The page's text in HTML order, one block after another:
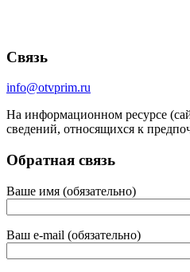
Связь
info@otvprim.ru
На информационном ресурсе
сведений, относящихся к
Обратная связь
Ваше имя (обязательно)
Ваш e-mail (обязательно)